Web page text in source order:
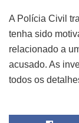
A Polícia Civil
tenha sido
relacionado a
acusado. As
todos os